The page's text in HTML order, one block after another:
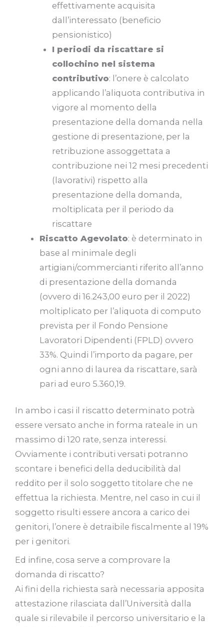
effettivamente acquisita
dall’interessato (beneficio
pensionistico)
I periodi da riscattare si
collochino nel sistema
contributivo: l’onere è calcolato
applicando l’aliquota contributiva in
vigore al momento della
presentazione della domanda nella
gestione di presentazione, per la
retribuzione assoggettata a
contribuzione nei 12 mesi precedenti
(lavorativi) rispetto alla
presentazione della domanda,
moltiplicata per il periodo da
riscattare
Riscatto Agevolato: è determinato in
base al minimale degli
artigiani/commercianti riferito all’anno
di presentazione della domanda
(ovvero di 16.243,00 euro per il 2022)
moltiplicato per l’aliquota di computo
prevista per il Fondo Pensione
Lavoratori Dipendenti (FPLD) ovvero
33%. Quindi l’importo da pagare, per
ogni anno di laurea da riscattare, sarà
pari ad euro 5.360,19.
In ambo i casi il riscatto determinato potrà
essere versato anche in forma rateale in un
massimo di 120 rate, senza interessi.
Ovviamente i contributi versati potranno
scontare i benefici della deducibilità dal
reddito per il solo soggetto titolare che ne
effettua la richiesta. Mentre, nel caso in cui il
soggetto risulti essere ancora a carico dei
genitori, l’onere è detraibile fiscalmente al 19%
per i genitori.
Ed infine, cosa serve a comprovare la
domanda di riscatto?
Ai fini della richiesta sarà necessaria apposita
attestazione rilasciata dall’Università dalla
quale si rilevabile il percorso universitario e la